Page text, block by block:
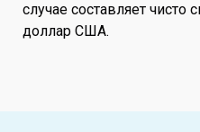
случае составляет
доллар США.